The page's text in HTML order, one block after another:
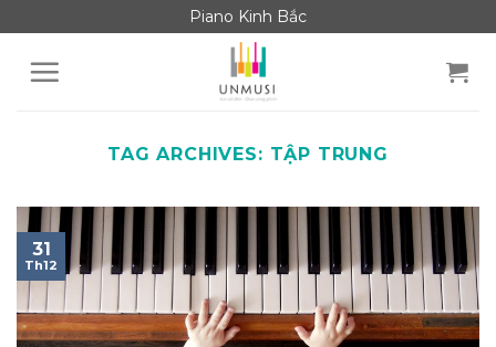
to
content
Piano Kinh Bắc
TAG ARCHIVES: TẬP TRUNG
31
Th12